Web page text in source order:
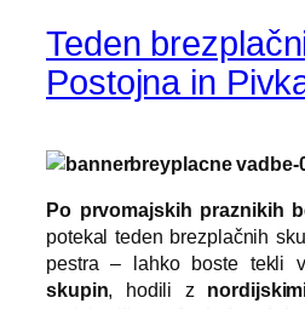
Teden
Postojna in
Po prvomajskih praznikih
potekal teden brezplačnih
pestra – lahko boste tekli
skupin, hodili z